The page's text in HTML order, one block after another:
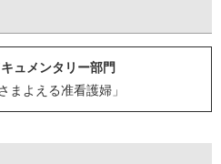
ュメンタリー部門
まよえる准看護婦」